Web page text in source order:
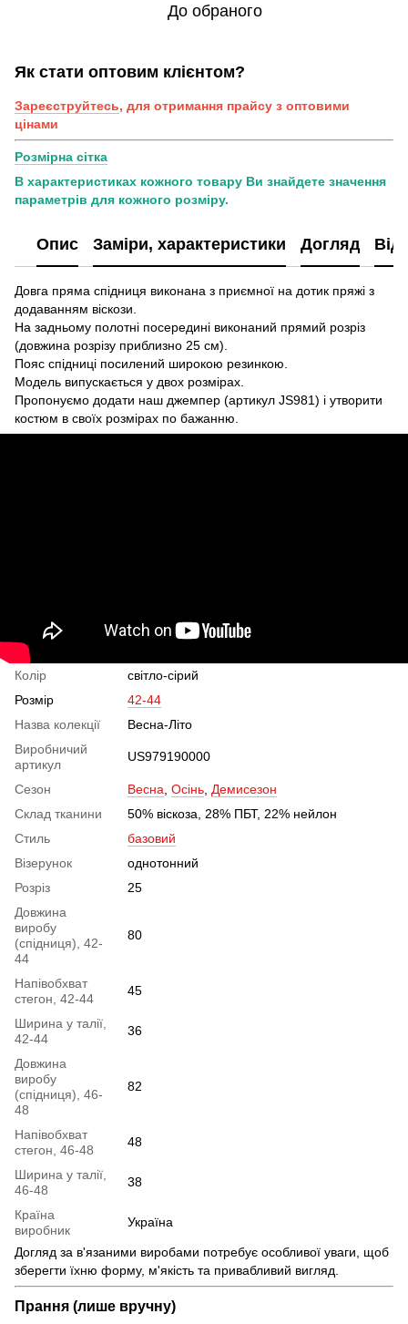
До обраного
Як стати оптовим клієнтом?
Зареєструйтесь, для отримання прайсу з оптовими
цінами
Розмірна сітка
В характеристиках кожного товару Ви знайдете значення
параметрів для кожного розміру.
Опис Заміри, характеристики Догляд
Довга пряма спідниця виконана з приємної на дотик пряжі з
додаванням віскози.
На задньому полотні посередині виконаний прямий розріз
(довжина розрізу приблизно 25 см).
Пояс спідниці посилений широкою резинкою.
Модель випускається у двох розмірах.
Пропонуємо додати наш джемпер (артикул JS981) і утворити
костюм в своїх розмірах по бажанню.
Колір
світло-сірий
Розмір
42-44
Назва колекції
Весна-Літо
Виробничий
артикул
US979190000
Сезон Весна Осінь Демисезон
Склад тканини
50% віскоза, 28% ПБТ, 22% нейлон
Стиль
базовий
Візерунок
однотонний
Розріз
25
Довжина
виробу
(спідниця), 42-
44
80
Напівобхват
стегон, 42-44
45
Ширина у талії,
42-44
36
Довжина
виробу
(спідниця), 46-
48
82
Напівобхват
стегон, 46-48
48
Ширина у талії,
46-48
38
Країна
виробник
Україна
Догляд за в'язаними виробами потребує особливої уваги, щоб
зберегти їхню форму, м'якість та привабливий вигляд.
Прання (лише вручну)